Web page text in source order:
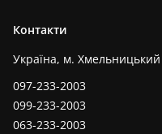
Контакти
Україна, м. Хмельницький
097-233-2003
099-233-2003
063-233-2003